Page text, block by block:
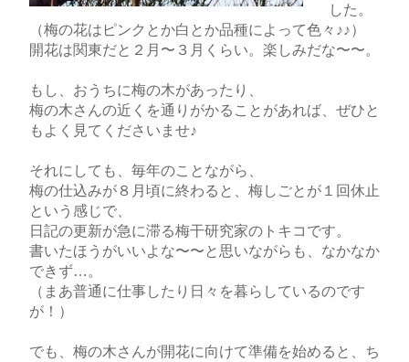
した。
（梅の花はピンクとか白とか品種によって色々♪♪）
開花は関東だと２月〜３月くらい。楽しみだな〜〜。
もし、おうちに梅の木があったり、
梅の木さんの近くを通りがかることがあれば、ぜひと
もよく見てくださいませ♪
それにしても、毎年のことながら、
梅の仕込みが８月頃に終わると、梅しごとが１回休止
という感じで、
日記の更新が急に滞る梅干研究家のトキコです。
書いたほうがいいよな〜〜と思いながらも、なかなか
できず…。
（まあ普通に仕事したり日々を暮らしているのです
が！）
でも、梅の木さんが開花に向けて準備を始めると、ち